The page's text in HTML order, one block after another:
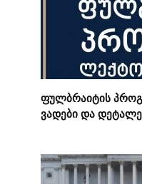
ფულბრაიტის
ვადები და